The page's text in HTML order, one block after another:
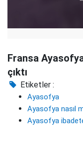
Fransa
çıktı
Etiketler :
Ayasofya
Ayasofya nasıl
Ayasofya